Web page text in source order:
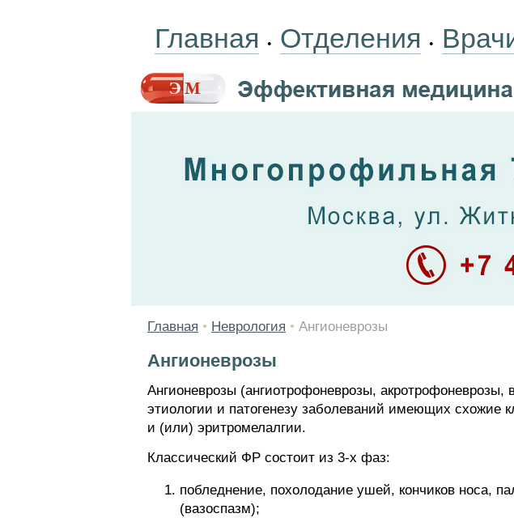
Главная • Отделения •
Главная • Неврология • Ангионеврозы
Ангионеврозы
Ангионеврозы (ангиотрофоневрозы, акротрофоневрозы,
этиологии и патогенезу заболеваний имеющих схожие
и (или) эритромелалгии.
Классический ФР состоит из 3-х фаз:
побледнение, похолодание ушей, кончиков носа,
(вазоспазм);